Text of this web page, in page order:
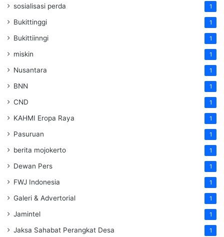
sosialisasi perda 1
Bukittinggi 1
Bukittiinngi 1
miskin 1
Nusantara 1
BNN 1
CND 1
KAHMI Eropa Raya 1
Pasuruan 1
berita mojokerto 1
Dewan Pers 1
FWJ Indonesia 1
Galeri & Advertorial 1
Jamintel 1
Jaksa Sahabat Perangkat Desa 1